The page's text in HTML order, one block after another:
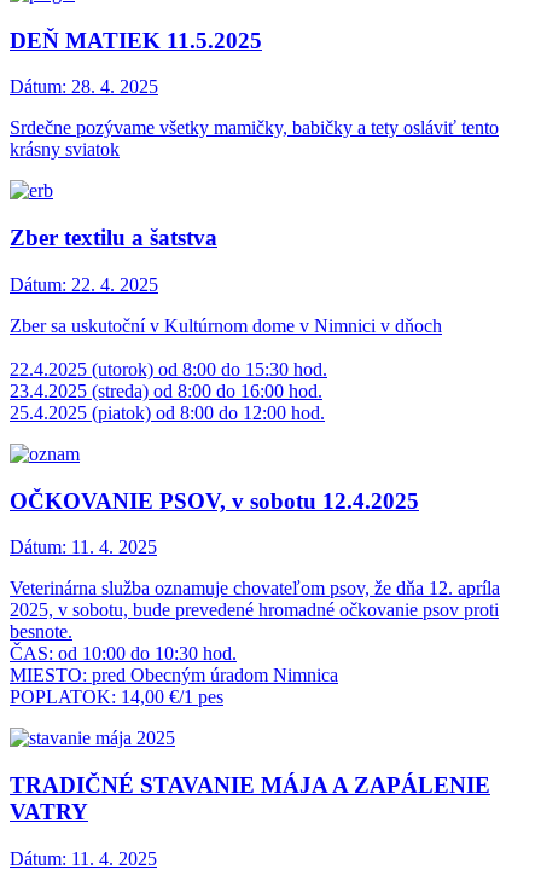
DEŇ MATIEK 11.5.2025
Dátum: 28. 4. 2025
Srdečne pozývame všetky mamičky, babičky a tety osláviť tento
krásny sviatok
Zber textilu a šatstva
Dátum: 22. 4. 2025
Zber sa uskutoční v Kultúrnom dome v Nimnici v dňoch
22.4.2025 (utorok) od 8:00 do 15:30 hod.
23.4.2025 (streda) od 8:00 do 16:00 hod.
25.4.2025 (piatok) od 8:00 do 12:00 hod.
OČKOVANIE PSOV, v sobotu 12.4.2025
Dátum: 11. 4. 2025
Veterinárna služba oznamuje chovateľom psov, že dňa 12. apríla
2025, v sobotu, bude prevedené hromadné očkovanie psov proti
besnote.
ČAS: od 10:00 do 10:30 hod.
MIESTO: pred Obecným úradom Nimnica
POPLATOK: 14,00 €/1 pes
TRADIČNÉ STAVANIE MÁJA A ZAPÁLENIE
VATRY
Dátum: 11. 4. 2025